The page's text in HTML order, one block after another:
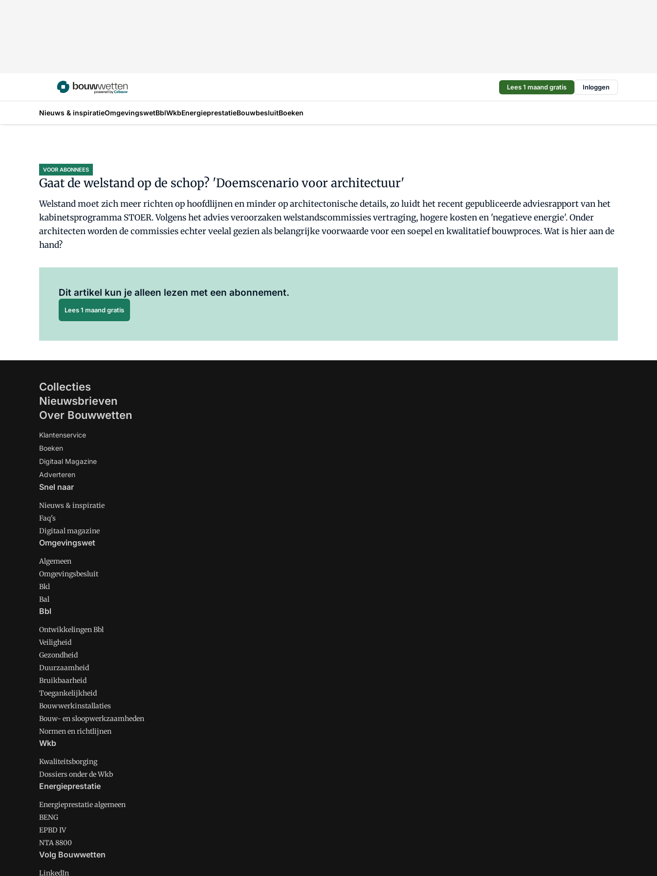
Lees 1 maand gratis Inloggen
Nieuws & inspiratieOmgevingswetBblWkbEnergieprestatieBouwbesluitBoeken
VOOR ABONNEES
Gaat de welstand op de schop? 'Doemscenario voor architectuur'
Welstand moet zich meer richten op hoofdlijnen en minder op architectonische details, zo luidt het recent gepubliceerde adviesrapport van het
kabinetsprogramma STOER. Volgens het advies veroorzaken welstandscommissies vertraging, hogere kosten en 'negatieve energie'. Onder
architecten worden de commissies echter veelal gezien als belangrijke voorwaarde voor een soepel en kwalitatief bouwproces. Wat is hier aan de
hand?
Dit artikel kun je alleen lezen met een abonnement.
Lees 1 maand gratis
Collecties
Nieuwsbrieven
Over Bouwwetten
Klantenservice
Boeken
Digitaal Magazine
Adverteren
Snel naar
Nieuws & inspiratie
Faq's
Digitaal magazine
Omgevingswet
Algemeen
Omgevingsbesluit
Bkl
Bal
Bbl
Ontwikkelingen Bbl
Veiligheid
Gezondheid
Duurzaamheid
Bruikbaarheid
Toegankelijkheid
Bouwwerkinstallaties
Bouw- en sloopwerkzaamheden
Normen en richtlijnen
Wkb
Kwaliteitsborging
Dossiers onder de Wkb
Energieprestatie
Energieprestatie algemeen
BENG
EPBD IV
NTA 8800
Volg Bouwwetten
LinkedIn